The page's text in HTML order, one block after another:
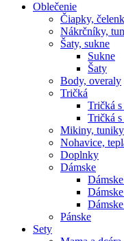
Oblečenie
Čiapky,
Nákrčníky,
Šaty, sukne
Sukne
Šaty
Body, overaly
Tričká
Tričká
Tričká
Mikiny, tuniky
Nohavice,
Doplnky
Dámske
Pánske
Sety